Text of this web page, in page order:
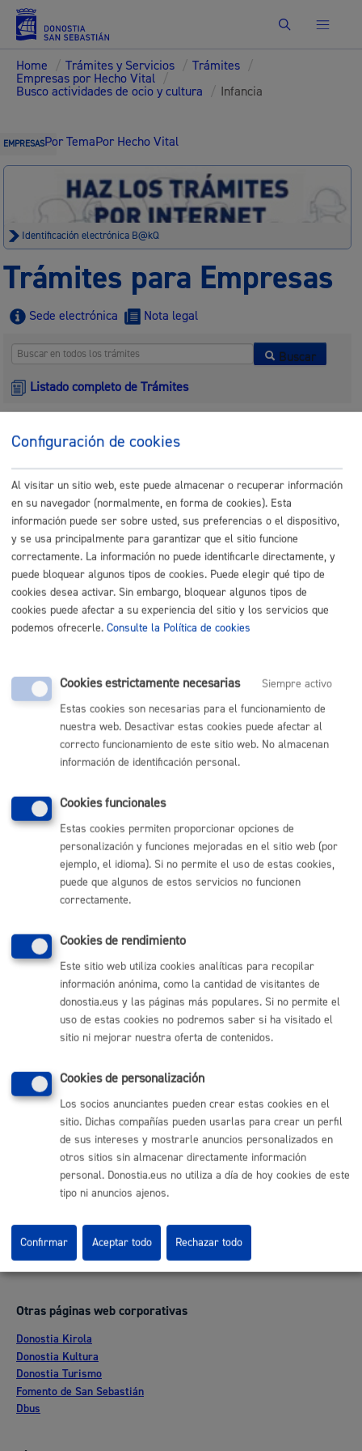
Buscar
Home / Trámites y Servicios / Trámites /
Empresas por Hecho Vital /
Busco actividades de ocio y cultura / Infancia
EMPRESASPor TemaPor Hecho Vital
Identificación electrónica B@kQ
Trámites para Empresas
Sede electrónica Nota legal
Buscar
Listado completo de Trámites
Entrega de dibujos: Certamen infantil y juvenil de Arte y
Derechos Humanos
ONLINE
PRESENCIAL
TELÉFONO
MÁQUINA
Inscripción a conciertos escolares
PRESENCIAL
TELÉFONO
MÁQUINA
Visitas de grupos de escolares al Parque de Bomberos
ONLINE
PRESENCIAL
TELÉFONO
MÁQUINA
Comunícate con el Ayuntamiento de Donostia / San
Sebastián
(gratuito desde Donostia / San Sebastián)
Buzón de la ciudadanía
Informar de un error en la web
Enlaces útiles
Ofertas de empleo
Perfil del contratante
Mapas - GeoDonostia
Sala de prensa
Mapa web
Otras páginas web corporativas
Donostia Kirola
Donostia Kultura
Donostia Turismo
Fomento de San Sebastián
Dbus
Configuración de cookies
Al visitar un sitio web, este puede almacenar o recuperar información
en su navegador (normalmente, en forma de cookies). Esta
información puede ser sobre usted, sus preferencias o el dispositivo,
y se usa principalmente para garantizar que el sitio funcione
correctamente. La información no puede identificarle directamente, y
puede bloquear algunos tipos de cookies. Puede elegir qué tipo de
cookies desea activar. Sin embargo, bloquear algunos tipos de
cookies puede afectar a su experiencia del sitio y los servicios que
podemos ofrecerle. Consulte la Política de cookies
Cookies estrictamente necesarias
Siempre activo
Estas cookies son necesarias para el funcionamiento de
nuestra web. Desactivar estas cookies puede afectar al
correcto funcionamiento de este sitio web. No almacenan
información de identificación personal.
Cookies funcionales
Estas cookies permiten proporcionar opciones de
personalización y funciones mejoradas en el sitio web (por
ejemplo, el idioma). Si no permite el uso de estas cookies,
puede que algunos de estos servicios no funcionen
correctamente.
Cookies de rendimiento
Este sitio web utiliza cookies analíticas para recopilar
información anónima, como la cantidad de visitantes de
donostia.eus y las páginas más populares. Si no permite el
uso de estas cookies no podremos saber si ha visitado el
sitio ni mejorar nuestra oferta de contenidos.
Cookies de personalización
Los socios anunciantes pueden crear estas cookies en el
sitio. Dichas compañías pueden usarlas para crear un perfil
de sus intereses y mostrarle anuncios personalizados en
otros sitios sin almacenar directamente información
personal. Donostia.eus no utiliza a día de hoy cookies de este
tipo ni anuncios ajenos.
Rechazar todo
Confirmar Aceptar todo